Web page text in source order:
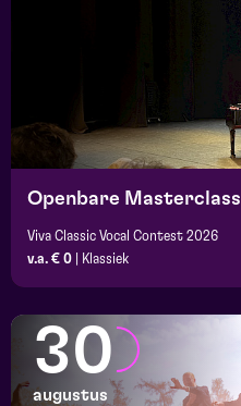
Openbare Masterclass
Viva Classic Vocal Contest 2026
v.a. € 0
Klassiek
30
augustus